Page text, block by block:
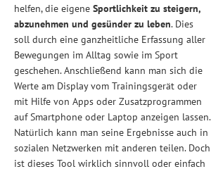
helfen, die eigene Sportlichkeit zu steigern,
abzunehmen und gesünder zu leben. Dies
soll durch eine ganzheitliche Erfassung aller
Bewegungen im Alltag sowie im Sport
geschehen. Anschließend kann man sich die
Werte am Display vom Trainingsgerät oder
mit Hilfe von Apps oder Zusatzprogrammen
auf Smartphone oder Laptop anzeigen lassen.
Natürlich kann man seine Ergebnisse auch in
sozialen Netzwerken mit anderen teilen. Doch
ist dieses Tool wirklich sinnvoll oder einfach